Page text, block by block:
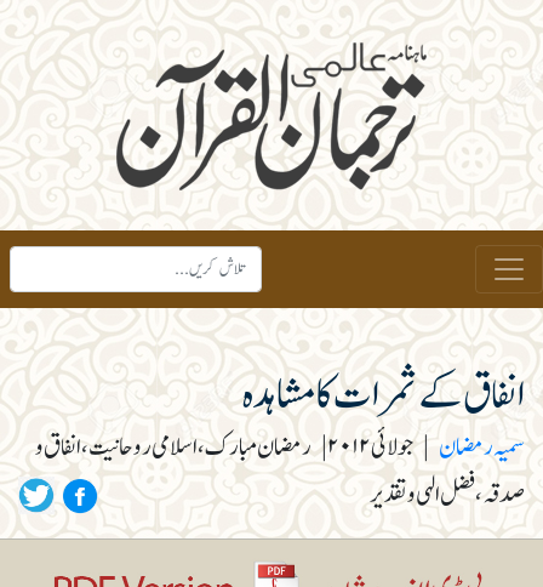
انفاق کے ثمرات کا مشاہدہ
سمیہ رمضان | جولائی ۲۰۱۲ | رمضان مبارک، اسلامی روحانیت، انفاق و
صدقہ، فضل الہی و تقدیر